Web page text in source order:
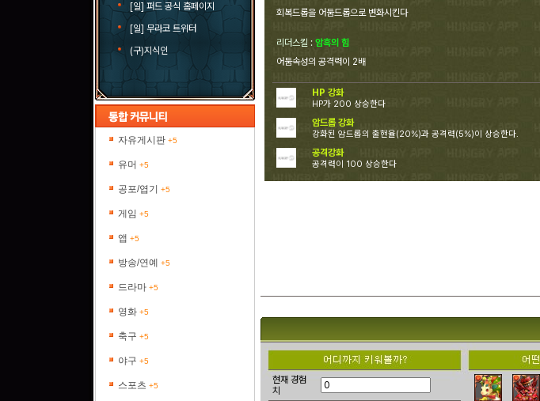
[일] 퍼드 공식 홈페이지
[일] 무라코 트위터
(구)지식인
자유게시판 +5
유머 +5
공포/엽기 +5
게임 +5
앱 +5
방송/연예 +5
드라마 +5
영화 +5
축구 +5
야구 +5
스포츠 +5
회복드롭을 어둠드롭으로 변화시킨다
리더스킬 : 암흑의 힘
어둠속성의 공격력이 2배
HP 강화
HP가 200 상승한다
암드롭 강화
강화된 암드롭의 출현율(20%)과 공격력(5%)이 상승한다.
공격강화
공격력이 100 상승한다
현재 경험
치